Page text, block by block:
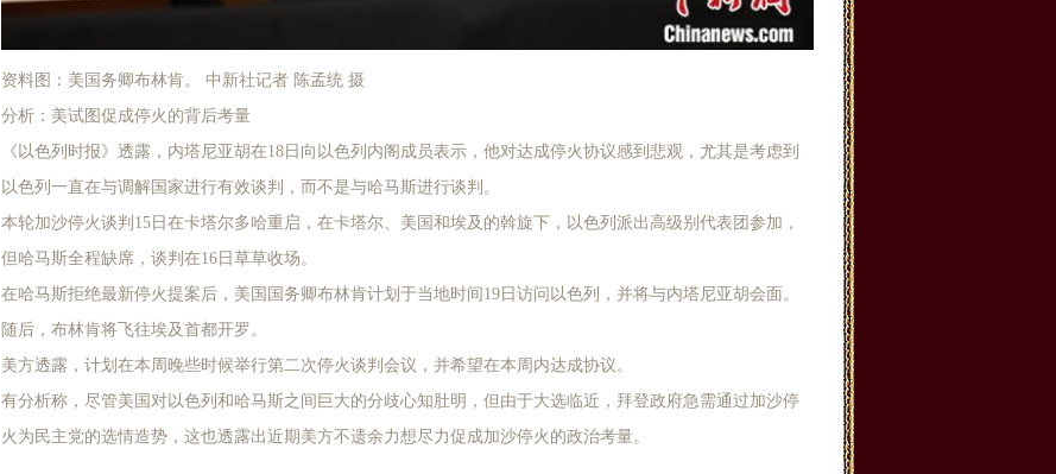
资料图：美国务卿布林肯。 中新社记者 陈孟统 摄
分析：美试图促成停火的背后考量
《以色列时报》透露，内塔尼亚胡在18日向以色列内阁成员表示，他对达成停火协议感到悲观，尤其是考虑到
以色列一直在与调解国家进行有效谈判，而不是与哈马斯进行谈判。
本轮加沙停火谈判15日在卡塔尔多哈重启，在卡塔尔、美国和埃及的斡旋下，以色列派出高级别代表团参加，
但哈马斯全程缺席，谈判在16日草草收场。
在哈马斯拒绝最新停火提案后，美国国务卿布林肯计划于当地时间19日访问以色列，并将与内塔尼亚胡会面。
随后，布林肯将飞往埃及首都开罗。
美方透露，计划在本周晚些时候举行第二次停火谈判会议，并希望在本周内达成协议。
有分析称，尽管美国对以色列和哈马斯之间巨大的分歧心知肚明，但由于大选临近，拜登政府急需通过加沙停
火为民主党的选情造势，这也透露出近期美方不遗余力想尽力促成加沙停火的政治考量。